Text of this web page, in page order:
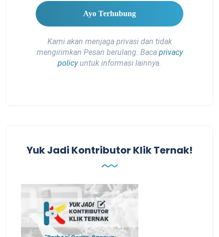
Kami akan menjaga privasi dan tidak
mengirimkan Pesan berulang. Baca privacy
policyuntuk informasi lainnya.
Yuk Jadi Kontributor Klik Ternak!